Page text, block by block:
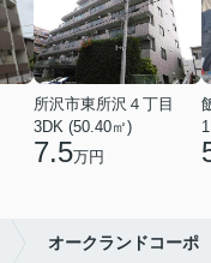
所沢市東所沢４丁目
3DK (50.40㎡)
7.5万円
オークランドコーポ